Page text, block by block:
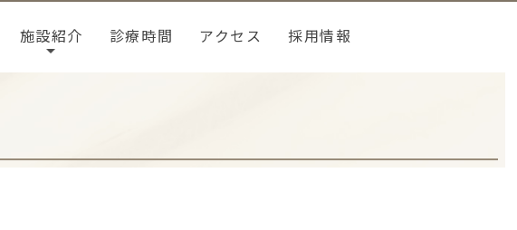
施設紹介 診療時間 アクセス 採用情報